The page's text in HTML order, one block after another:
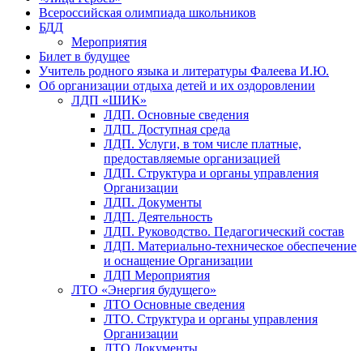
Всероссийская олимпиада школьников
БДД
Мероприятия
Билет в будущее
Учитель родного языка и литературы Фалеева И.Ю.
Об организации отдыха детей и их оздоровлении
ЛДП «ШИК»
ЛДП. Основные сведения
ЛДП. Доступная среда
ЛДП. Услуги, в том числе платные,
предоставляемые организацией
ЛДП. Структура и органы управления
Организации
ЛДП. Документы
ЛДП. Деятельность
ЛДП. Руководство. Педагогический состав
ЛДП. Материально-техническое обеспечение
и оснащение Организации
ЛДП Мероприятия
ЛТО «Энергия будущего»
ЛТО Основные сведения
ЛТО. Структура и органы управления
Организации
ЛТО Документы